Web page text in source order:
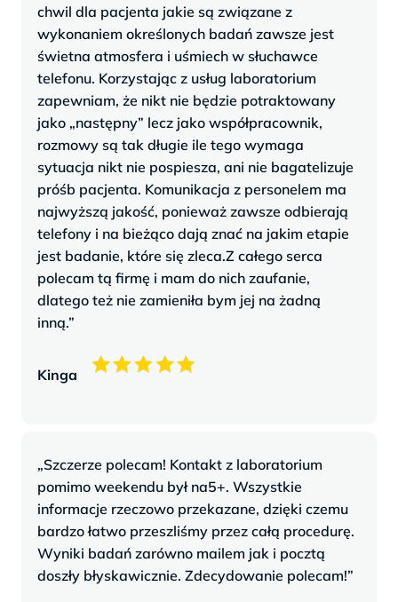
chwil dla pacjenta jakie są związane z
wykonaniem określonych badań zawsze jest
świetna atmosfera i uśmiech w słuchawce
telefonu. Korzystając z usług laboratorium
zapewniam, że nikt nie będzie potraktowany
jako „następny” lecz jako współpracownik,
rozmowy są tak długie ile tego wymaga
sytuacja nikt nie pospiesza, ani nie bagatelizuje
próśb pacjenta. Komunikacja z personelem ma
najwyższą jakość, ponieważ zawsze odbierają
telefony i na bieżąco dają znać na jakim etapie
jest badanie, które się zleca.Z całego serca
polecam tą firmę i mam do nich zaufanie,
dlatego też nie zamieniła bym jej na żadną
inną.”
Kinga
„Szczerze polecam! Kontakt z laboratorium
pomimo weekendu był na5+. Wszystkie
informacje rzeczowo przekazane, dzięki czemu
bardzo łatwo przeszliśmy przez całą procedurę.
Wyniki badań zarówno mailem jak i pocztą
doszły błyskawicznie. Zdecydowanie polecam!”